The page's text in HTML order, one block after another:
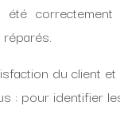
du client
: pour identifier